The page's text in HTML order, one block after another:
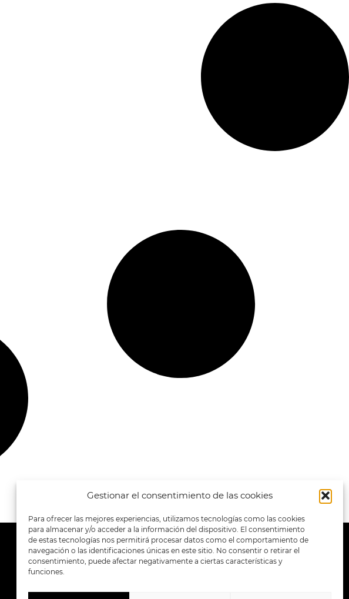
Gestionar el consentimiento de las cookies
Para ofrecer las mejores experiencias, utilizamos tecnologías como las cookies
para almacenar y/o acceder a la información del dispositivo. El consentimiento
de estas tecnologías nos permitirá procesar datos como el comportamiento de
navegación o las identificaciones únicas en este sitio. No consentir o retirar el
consentimiento, puede afectar negativamente a ciertas características y
funciones.
SIGUENOS EN: METODOS DE PAGO: